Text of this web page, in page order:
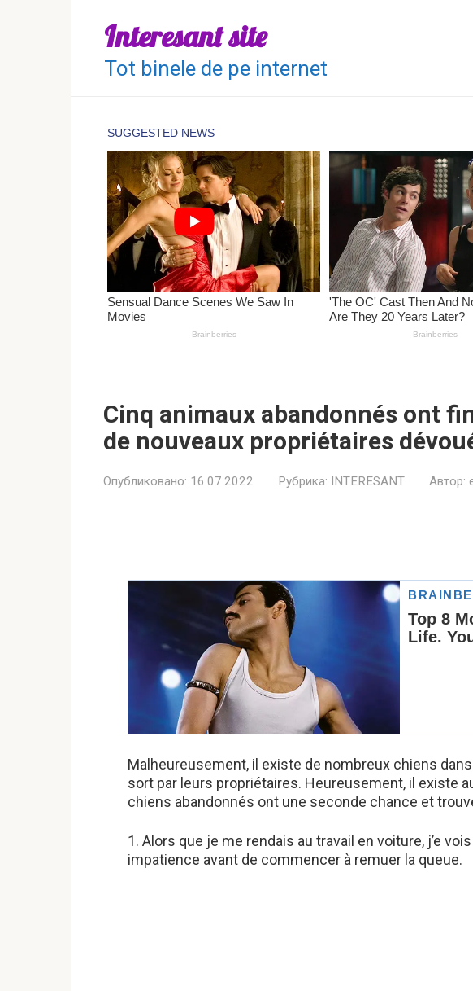
Interesant site
Tot binele de pe internet
Cinq animaux abandonnés ont
de nouveaux propriétaires
Опубликовано: 16.07.2022 Рубрика: INTERESANT Автор:
Malheureusement, il existe de nombreux chiens
sort par leurs propriétaires. Heureusement, il existe
chiens abandonnés ont une seconde chance et
1. Alors que je me rendais au travail en voiture, j’e
impatience avant de commencer à remuer la queue.